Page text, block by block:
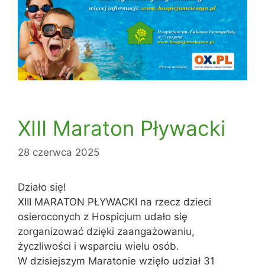
XIII Maraton Pływacki
28 czerwca 2025
Działo się!
XIII MARATON PŁYWACKI na rzecz dzieci
osieroconych z Hospicjum udało się
zorganizować dzięki zaangażowaniu,
życzliwości i wsparciu wielu osób.
W dzisiejszym Maratonie wzięło udział 31